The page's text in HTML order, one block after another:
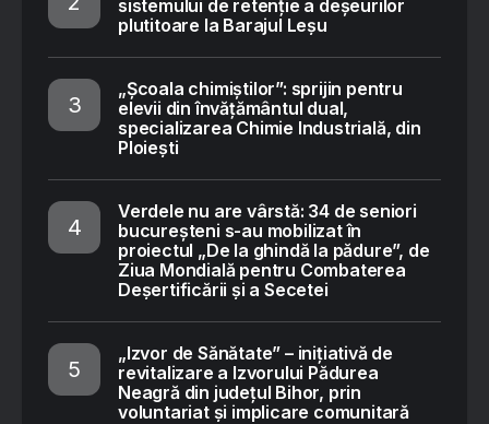
sistemului de retenție a deșeurilor
plutitoare la Barajul Leșu
„Școala chimiștilor”: sprijin pentru
elevii din învățământul dual,
specializarea Chimie Industrială, din
Ploiești
Verdele nu are vârstă: 34 de seniori
bucureșteni s-au mobilizat în
proiectul „De la ghindă la pădure”, de
Ziua Mondială pentru Combaterea
Deșertificării și a Secetei
„Izvor de Sănătate” – inițiativă de
revitalizare a Izvorului Pădurea
Neagră din județul Bihor, prin
voluntariat și implicare comunitară